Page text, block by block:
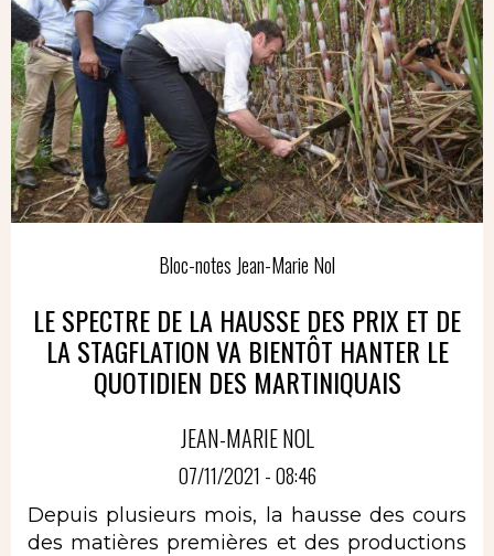
Bloc-notes Jean-Marie Nol
LE SPECTRE DE LA HAUSSE DES PRIX ET DE
LA STAGFLATION VA BIENTÔT HANTER LE
QUOTIDIEN DES MARTINIQUAIS
JEAN-MARIE NOL
07/11/2021 - 08:46
Depuis plusieurs mois, la hausse des cours
des matières premières et des productions